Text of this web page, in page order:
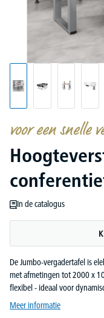
voor een snelle
In de catalogus
De Jumbo-vergadertafel is
met afmetingen tot 2000 x
flexibel - ideaal voor
Meer informatie